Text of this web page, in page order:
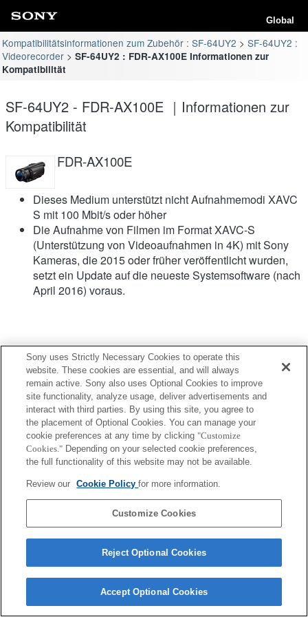
Global
Kompatibilitätsinformationen zum Zubehör : SF-64UY2
SF-64UY2 :
Videorecorder
SF-64UY2 : FDR-AX100E Informationen zur
Kompatibilität
SF-64UY2 - FDR-AX100E ｜Informationen zur
Kompatibilität
FDR-AX100E
Dieses Medium unterstützt nicht Aufnahmemodi XAVC
S mit 100 Mbit/s oder höher
Die Aufnahme von Filmen im Format XAVC-S
(Unterstützung von Videoaufnahmen in 4K) mit Sony
Kameras, die 2015 oder früher veröffentlicht wurden,
setzt ein Update auf die neueste Systemsoftware (nach
April 2016) voraus.
Terms of Use Contact Us
Copyright 2026 Sony Corporation
Sony uses Strictly Necessary Cookies to operate this
website. These cookies are essential, and will always
remain active. Sony also uses Optional Cookies to improve
site functionality, analyze usage, deliver advertisements and
interact with third parties. By using this site, you agree to
the placement of Optional Cookies. You can manage your
cookie preferences at any time by clicking "Customize
Cookies." Depending on your selected cookie preferences,
the full functionality of this website may not be available.
Review our Cookie Policyfor more information.
Customize Cookies
Reject Optional Cookies
Accept Optional Cookies